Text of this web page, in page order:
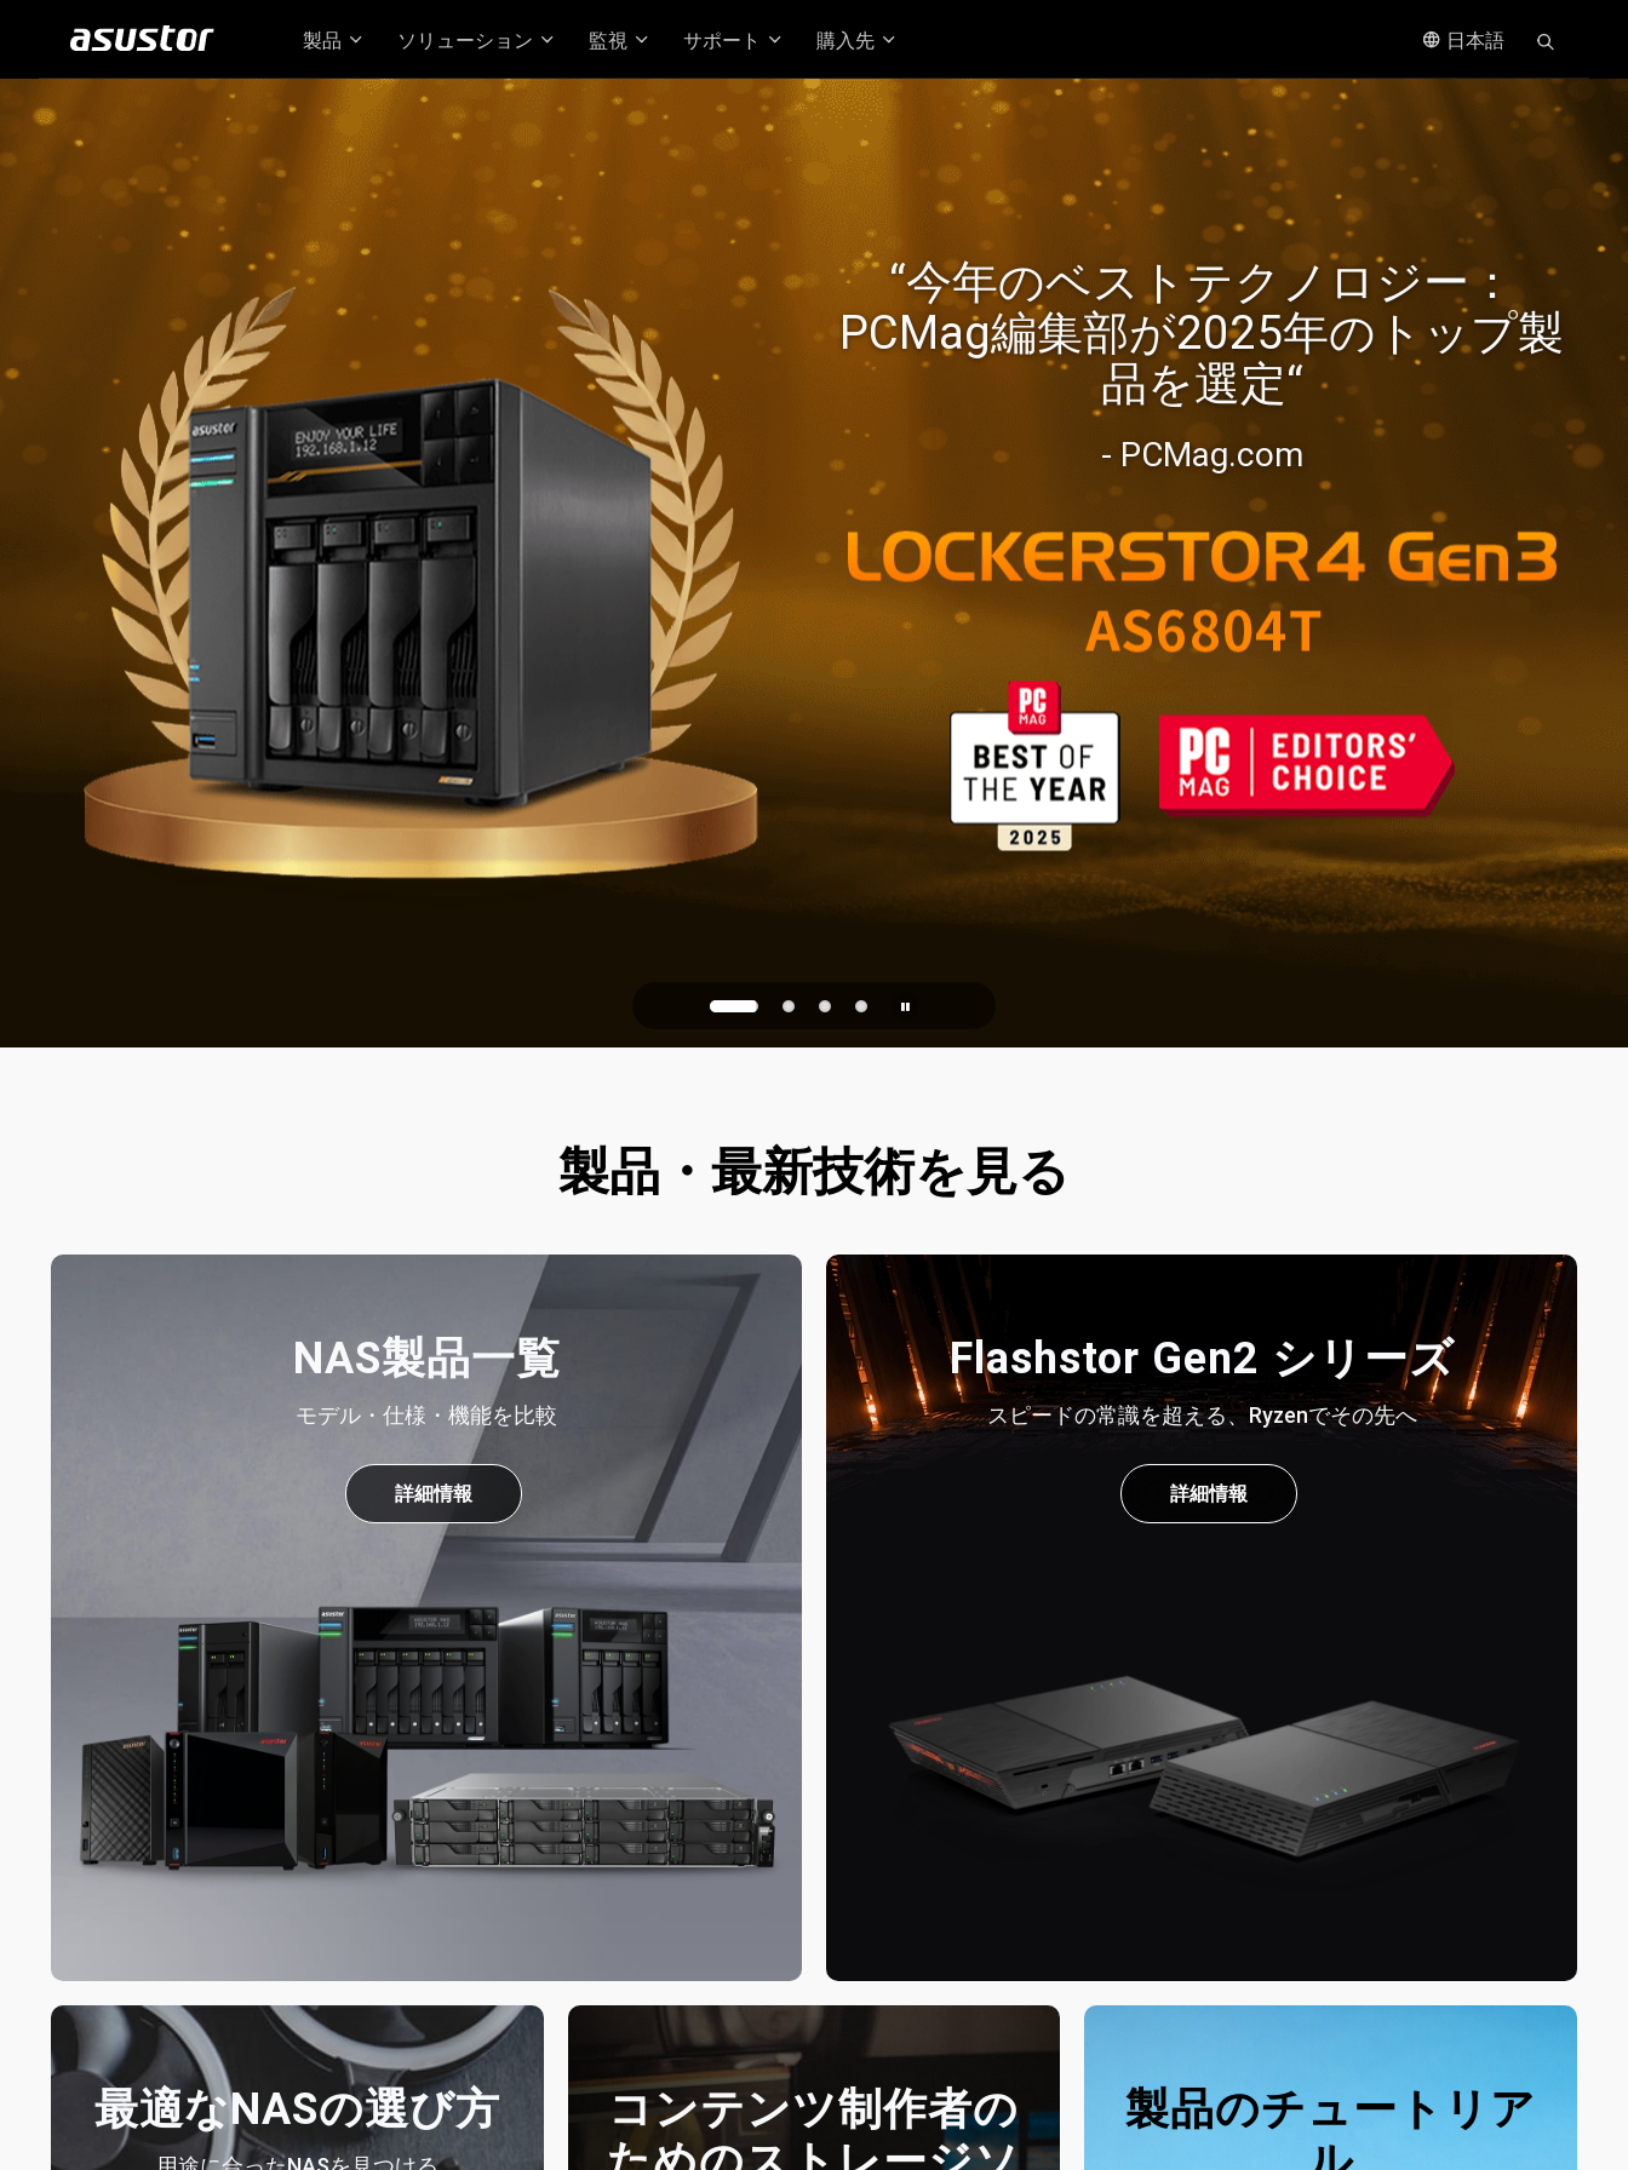
製品 ソリューション 監視 サポート 購入先 日本語
“今年のベストテクノロジー：
PCMag編集部が2025年のトップ製
品を選定“
- PCMag.com
Lockerstor 24R Pro Gen2 が、進化し
た Ryzen パフォーマンスと高速化を
実現！
高価値の2.5GbE NAS
家庭とオフィスのための信頼できる
ストレージ
PQC Ready
未来の量子攻撃に備える
製品・最新技術を見る
NAS製品一覧
モデル・仕様・機能を比較
詳細情報
Flashstor Gen2 シリーズ
スピードの常識を超える、Ryzenでその先へ
詳細情報
最適なNASの選び方
コンテンツ制作者の
製品のチュートリア